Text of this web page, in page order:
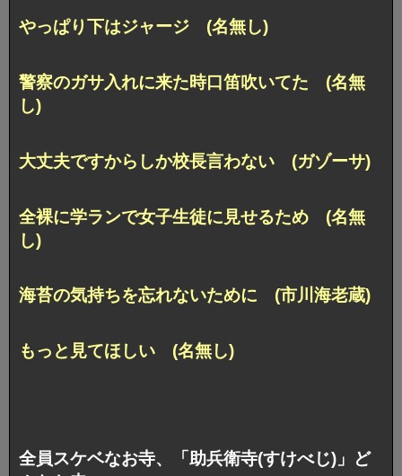
やっぱり下はジャージ (名無し)
警察のガサ入れに来た時口笛吹いてた (名無
し)
大丈夫ですからしか校長言わない (ガゾーサ)
全裸に学ランで女子生徒に見せるため (名無
し)
海苔の気持ちを忘れないために (市川海老蔵)
もっと見てほしい (名無し)
全員スケベなお寺、「助兵衛寺(すけべじ)」ど